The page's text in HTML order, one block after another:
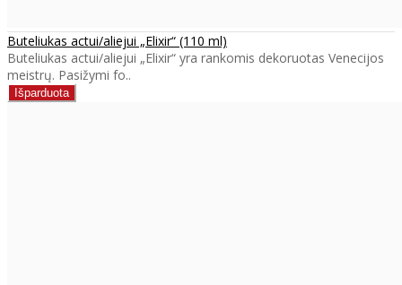
Buteliukas actui/aliejui „Elixir“ (110 ml)
Buteliukas actui/aliejui „Elixir“ yra rankomis dekoruotas Venecijos
meistrų. Pasižymi fo..